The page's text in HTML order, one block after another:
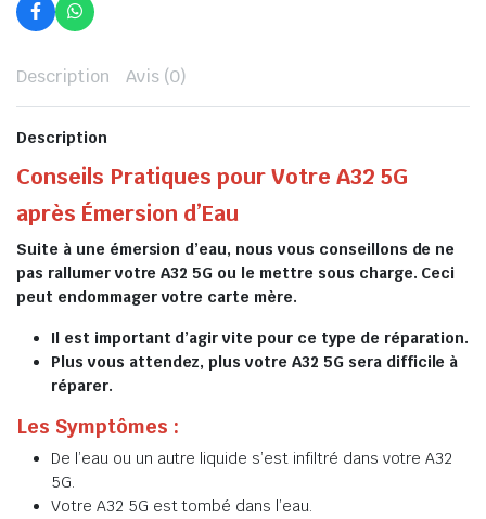
Description Avis (0)
Description
Conseils Pratiques pour Votre A32 5G
après Émersion d’Eau
Suite à une émersion d’eau, nous vous conseillons de ne
pas rallumer votre A32 5G ou le mettre sous charge. Ceci
peut endommager votre carte mère.
Il est important d’agir vite pour ce type de réparation.
Plus vous attendez, plus votre A32 5G sera difficile à
réparer.
Les Symptômes :
De l’eau ou un autre liquide s’est infiltré dans votre A32
5G.
Votre A32 5G est tombé dans l’eau.